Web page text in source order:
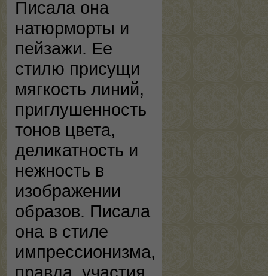
Писала она
натюрморты и
пейзажи. Ее
стилю присущи
мягкость линий,
приглушенность
тонов цвета,
деликатность и
нежность в
изображении
образов. Писала
она в стиле
импрессионизма,